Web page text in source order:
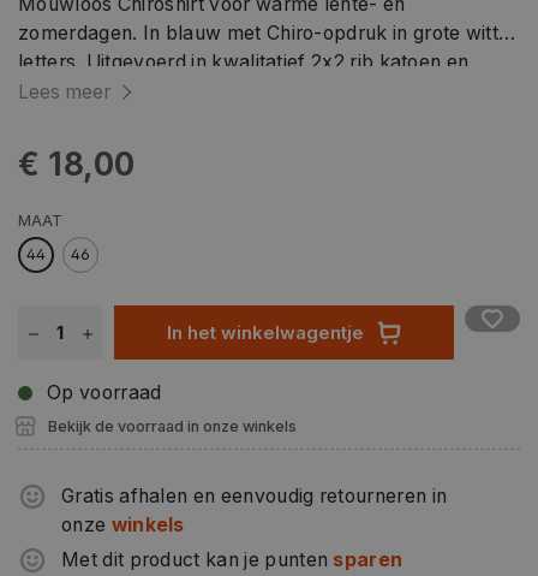
zomerdagen. In blauw met Chiro-opdruk in grote witte
letters. Uitgevoerd in kwalitatief 2x2 rib katoen en
recht model, maakt dat deze top een stoere uitstraling
Lees meer
€ 18,00
MAAT
44
46
In het winkelwagentje
Op voorraad
Bekijk de voorraad in onze winkels
Gratis afhalen en eenvoudig retourneren in
onze winkels
Met dit product kan je punten sparen